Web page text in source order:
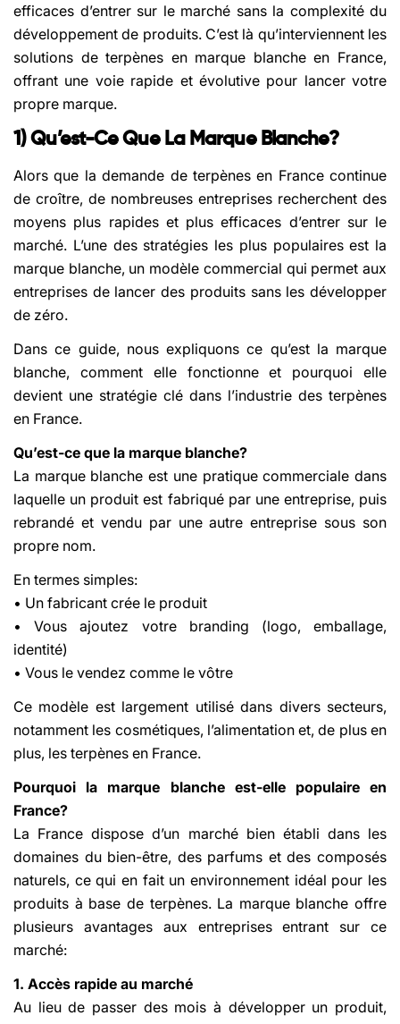
efficaces d’entrer sur le marché sans la complexité du
développement de produits. C’est là qu’interviennent les
solutions de terpènes en marque blanche en France,
offrant une voie rapide et évolutive pour lancer votre
propre marque.
1) Qu’est-Ce Que La Marque Blanche?
Alors que la demande de terpènes en France continue
de croître, de nombreuses entreprises recherchent des
moyens plus rapides et plus efficaces d’entrer sur le
marché. L’une des stratégies les plus populaires est la
marque blanche, un modèle commercial qui permet aux
entreprises de lancer des produits sans les développer
de zéro.
Dans ce guide, nous expliquons ce qu’est la marque
blanche, comment elle fonctionne et pourquoi elle
devient une stratégie clé dans l’industrie des terpènes
en France.
Qu’est-ce que la marque blanche?
La marque blanche est une pratique commerciale dans
laquelle un produit est fabriqué par une entreprise, puis
rebrandé et vendu par une autre entreprise sous son
propre nom.
En termes simples:
• Un fabricant crée le produit
• Vous ajoutez votre branding (logo, emballage,
identité)
• Vous le vendez comme le vôtre
Ce modèle est largement utilisé dans divers secteurs,
notamment les cosmétiques, l’alimentation et, de plus en
plus, les terpènes en France.
Pourquoi la marque blanche est-elle populaire en
France?
La France dispose d’un marché bien établi dans les
domaines du bien-être, des parfums et des composés
naturels, ce qui en fait un environnement idéal pour les
produits à base de terpènes. La marque blanche offre
plusieurs avantages aux entreprises entrant sur ce
marché:
1. Accès rapide au marché
Au lieu de passer des mois à développer un produit,